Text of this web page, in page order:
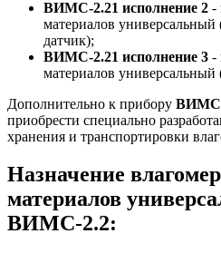
ВИМС-2.21 исполнение 2 -
материалов
датчик);
ВИМС-2.21 исполнение 3 -
материалов универсальный
Дополнительно к прибору
приобрести специально
хранения и транспортировки
Назначение
материалов
ВИМС-2.2: